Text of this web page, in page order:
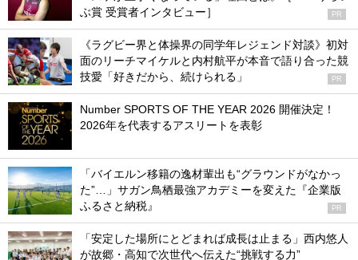
ぶ賞 受賞者インタビュー］
PR
《ラグビー界と体操界の同学年レジェンド対談》初対
面のリーチマイケルと内村航平が本音で語り合った競
技愛「好きだから、続けられる」
PR
Number SPORTS OF THE YEAR 2026 開催決定！
2026年を代表するアスリートを表彰
「バイエルン移籍の逸材輩出も“グラウンドがなかっ
た”…」サガン鳥栖最強アカデミーを変えた『企業版
ふるさと納税』
PR
「安定した場所にとどまれば成長は止まる」西内悠人
が故郷・高知で次世代へ伝えた“挑戦する力”